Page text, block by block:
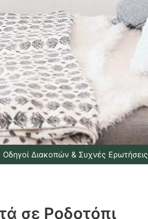
Οδηγοί Διακοπών & Συχνές Ερωτήσεις
σε Ροδοτόπι